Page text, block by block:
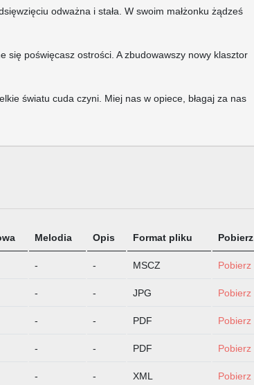
odważna i stała. W swoim małżonku żądześ
się poświęcasz ostrości. A zbudowawszy nowy klasztor
światu cuda czyni. Miej nas w opiece, błagaj za nas
Melodia Opis Format pliku Pobierz
- - MSCZ Pobierz
- - JPG Pobierz
- - PDF Pobierz
- - PDF Pobierz
- - XML Pobierz